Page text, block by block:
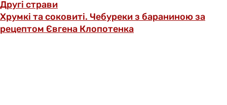
Другі страви
Хрумкі та соковиті. Чебуреки з бараниною за
рецептом Євгена Клопотенка